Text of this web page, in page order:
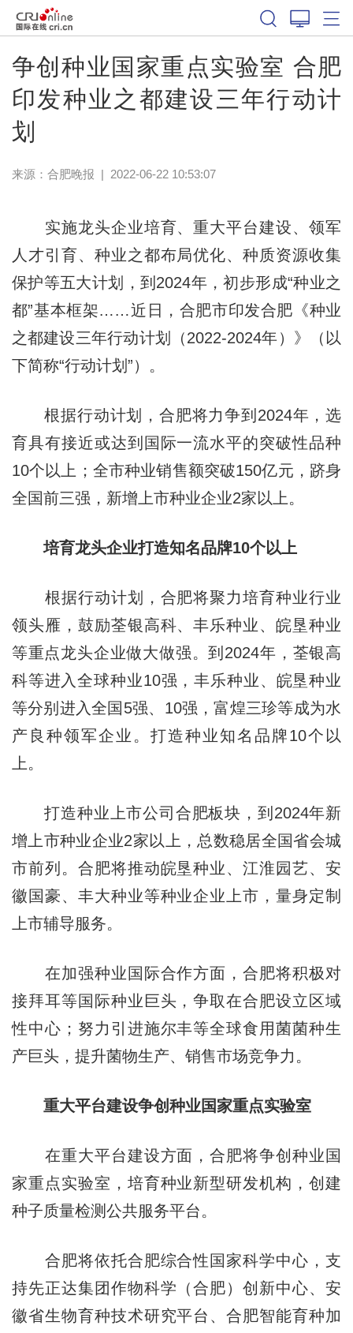
争创种业国家重点实验室 合肥
印发种业之都建设三年行动计
划
来源： 合肥晚报 | 2022-06-22 10:53:07
实施龙头企业培育、重大平台建设、领军
人才引育、种业之都布局优化、种质资源收集
保护等五大计划，到2024年，初步形成“种业之
都”基本框架……近日，合肥市印发合肥《种业
之都建设三年行动计划（2022-2024年）》（以
下简称“行动计划”）。
根据行动计划，合肥将力争到2024年，选
育具有接近或达到国际一流水平的突破性品种
10个以上；全市种业销售额突破150亿元，跻身
全国前三强，新增上市种业企业2家以上。
培育龙头企业打造知名品牌10个以上
根据行动计划，合肥将聚力培育种业行业
领头雁，鼓励荃银高科、丰乐种业、皖垦种业
等重点龙头企业做大做强。到2024年，荃银高
科等进入全球种业10强，丰乐种业、皖垦种业
等分别进入全国5强、10强，富煌三珍等成为水
产良种领军企业。打造种业知名品牌10个以
上。
打造种业上市公司合肥板块，到2024年新
增上市种业企业2家以上，总数稳居全国省会城
市前列。合肥将推动皖垦种业、江淮园艺、安
徽国豪、丰大种业等种业企业上市，量身定制
上市辅导服务。
在加强种业国际合作方面，合肥将积极对
接拜耳等国际种业巨头，争取在合肥设立区域
性中心；努力引进施尔丰等全球食用菌菌种生
产巨头，提升菌物生产、销售市场竞争力。
重大平台建设争创种业国家重点实验室
在重大平台建设方面，合肥将争创种业国
家重点实验室，培育种业新型研发机构，创建
种子质量检测公共服务平台。
合肥将依托合肥综合性国家科学中心，支
持先正达集团作物科学（合肥）创新中心、安
徽省生物育种技术研究平台、合肥智能育种加